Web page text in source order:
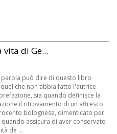
di Ge...
parola può dire di questo libro
che non abbia fatto l'autrice
sia quando definisce la
il ritrovamento di un affresco
bolognese, dimenticato per
quando assicura di aver conservato
de ...